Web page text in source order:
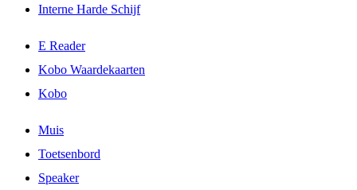
Interne Harde Schijf
E Reader
Kobo Waardekaarten
Kobo
Muis
Toetsenbord
Speaker